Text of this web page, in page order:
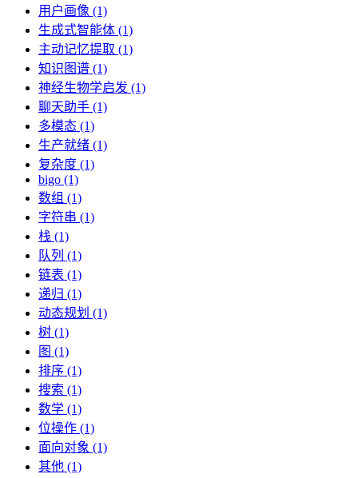
用户画像 (1)
生成式智能体 (1)
主动记忆提取 (1)
知识图谱 (1)
神经生物学启发 (1)
聊天助手 (1)
多模态 (1)
生产就绪 (1)
复杂度 (1)
bigo (1)
数组 (1)
字符串 (1)
栈 (1)
队列 (1)
链表 (1)
递归 (1)
动态规划 (1)
树 (1)
图 (1)
排序 (1)
搜索 (1)
数学 (1)
位操作 (1)
面向对象 (1)
其他 (1)